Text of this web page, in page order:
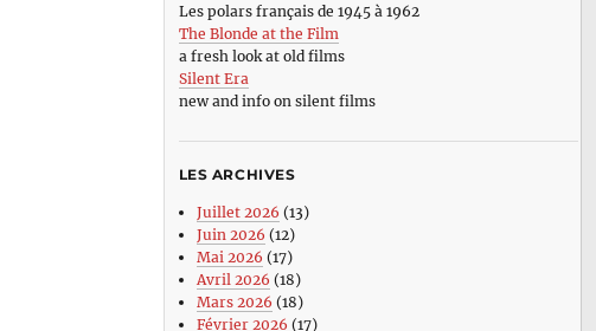
Les polars français de 1945 à 1962
The Blonde at the Film
a fresh look at old films
Silent Era
new and info on silent films
LES ARCHIVES
Juillet 2026 (13)
Juin 2026 (12)
Mai 2026 (17)
Avril 2026 (18)
Mars 2026 (18)
Février 2026 (17)